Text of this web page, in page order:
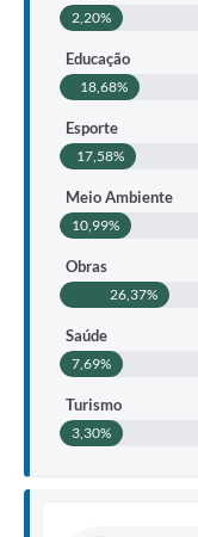
2,20%
Educação
18,68%
Esporte
17,58%
Meio Ambiente
10,99%
Obras
26,37%
Saúde
7,69%
Turismo
3,30%